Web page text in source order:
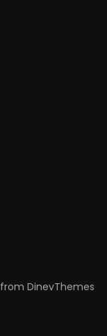
from DinevThemes